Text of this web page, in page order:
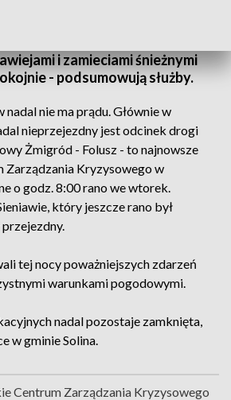
i zamieciami śnieżnymi
- podsumowują służby.
nie ma prądu. Głównie w
nieprzejezdny jest odcinek drogi
Żmigród - Folusz - to najnowsze
Zarządzania Kryzysowego w
o godz. 8:00 rano we wtorek.
który jeszcze rano był
tej nocy poważniejszych zdarzeń
warunkami pogodowymi.
nadal pozostaje zamknięta,
w gminie Solina.
Centrum Zarządzania Kryzysowego